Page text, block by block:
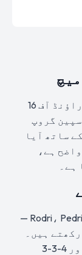
میرے خیال میں فیفا ورلڈ کپ 2026 کے راؤنڈ آف 16
گروپ
ساتھ آیا
فرق واضح ہے،
اسپین کی طاقت مڈفیلڈ میں ہے: Rodri، Pedri، Olmo —
ہیں۔
Yamal اور Oyarzabal آگے خطرناک ہیں اور 4-3-3